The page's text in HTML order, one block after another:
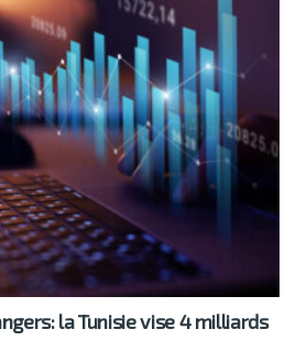
la Tunisie vise 4 milliards